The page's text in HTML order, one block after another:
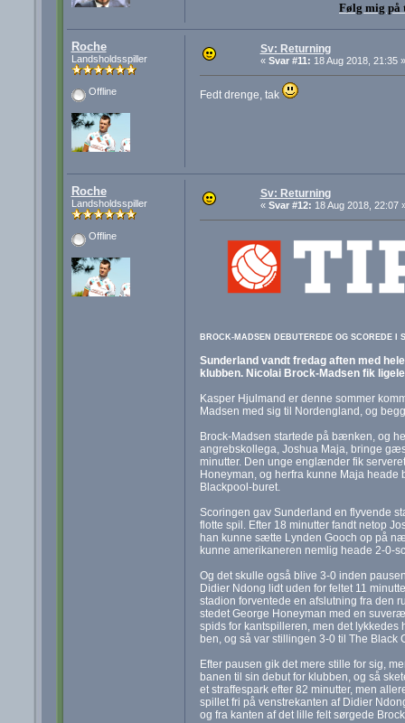
Følg mig på
Roche
Landsholdsspiller
Offline
Sv: Returning
« Svar #11: 18 Aug 2018, 21:35 »
Fedt drenge, tak
Roche
Landsholdsspiller
Offline
Sv: Returning
« Svar #12: 18 Aug 2018, 22:07
BROCK-MADSEN DEBUTEREDE OG SCOREDE I
Sunderland vandt fredag aften med
klubben. Nicolai Brock-Madsen fik
Kasper Hjulmand er denne sommer
Madsen med sig til Nordengland, og
Brock-Madsen startede på bænken, og
angrebskollega, Joshua Maja, bringe
minutter. Den unge englænder fik
Honeyman, og herfra kunne Maja heade
Blackpool-buret.
Scoringen gav Sunderland en flyvende
flotte spil. Efter 18 minutter fandt netop
han kunne sætte Lynden Gooch op på
kunne amerikaneren nemlig heade 2-0-
Og det skulle også blive 3-0 inden
Didier Ndong lidt uden for feltet 11
stadion forventede en afslutning fra den
stedet George Honeyman med en
spids for kantspilleren, men det lykkedes
ben, og så var stillingen 3-0 til The Black
Efter pausen gik det mere stille for sig,
banen til sin debut for klubben, og så
et straffespark efter 82 minutter, men
spillet fri på venstrekanten af Didier
og fra kanten af det lille felt sørgede